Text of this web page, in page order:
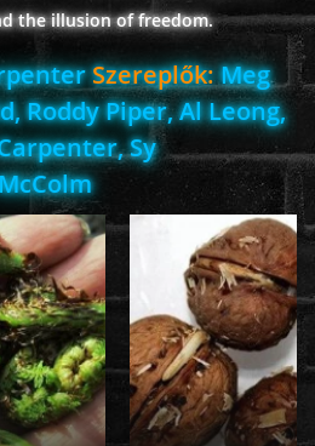
the illusion of freedom.
Szereplők:Meg
Roddy Piper, Al Leong,
Sy